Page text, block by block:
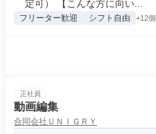
定可） 【こんな方に向い...
フリーター歓迎 シフト自由 +12個
正社員
動画編集
合同会社ＵＮＩＧＲＹ